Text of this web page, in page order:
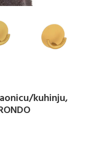
kuhinju,